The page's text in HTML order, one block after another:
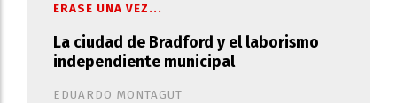
La ciudad de Bradford y el laborismo
independiente municipal
EDUARDO MONTAGUT
ERASE UNA VEZ...